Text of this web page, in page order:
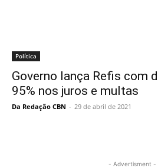
Política
Governo lança Refis com
95% nos juros e multas
Da Redação CBN - 29 de abril de 2021
- Advertisment -